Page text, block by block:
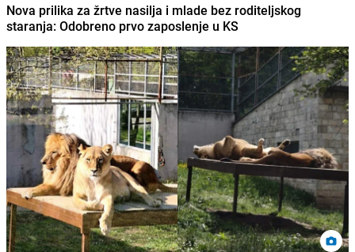
Nova prilika za žrtve nasilja i mlade bez roditeljskog
staranja: Odobreno prvo zaposlenje u KS